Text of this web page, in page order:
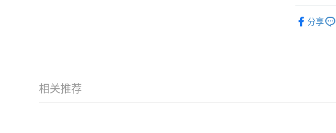
的訂單。
运送方式
分享
相关推荐